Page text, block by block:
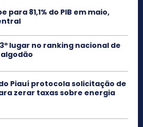
para 81,1% do PIB em maio,
lugar no ranking nacional de
Piauí protocola solicitação de
zerar taxas sobre energia